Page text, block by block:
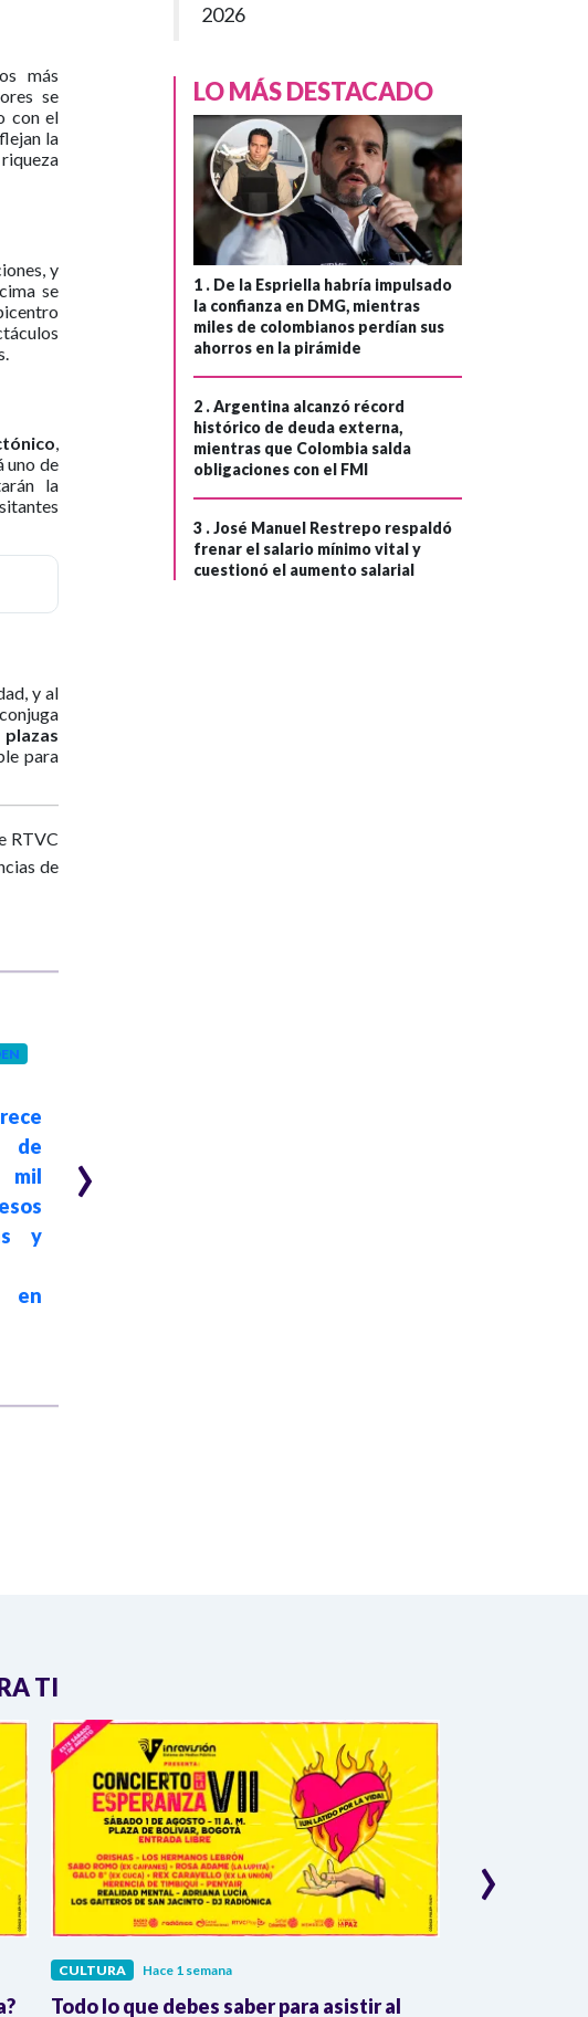
más
se
con el
la
y
se
,
uno de
la
y al
para
RTVC
de
de
y
en
›
2026
LO MÁS DESTACADO
1 . De la Espriella habría impulsado
la confianza en DMG, mientras
miles de colombianos perdían sus
ahorros en la pirámide
2 .Argentina alcanzó récord
histórico de deuda externa,
mientras que Colombia salda
obligaciones con el FMI
3 .José Manuel Restrepo respaldó
frenar el salario mínimo vital y
cuestionó el aumento salarial
TI
CULTURA Hace 1 semana
Todo lo que debes saber para asistir al
›